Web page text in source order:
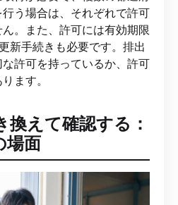
う場合は、それぞれで許可
。また、許可には有効期限
新手続きも必要です。排出
許可を持っているか、許可
ます。
換えて確認する：
場面